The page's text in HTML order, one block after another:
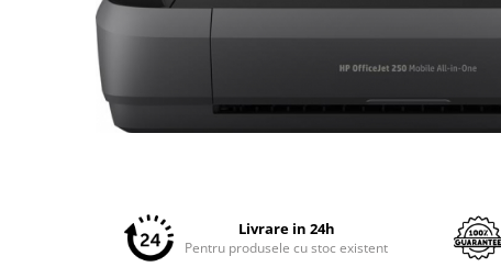
Capete imprimare
Cartuse inkjet si cerneala
Consumabile imprimanta
Livrare in 24h
Pentru produsele cu stoc existent